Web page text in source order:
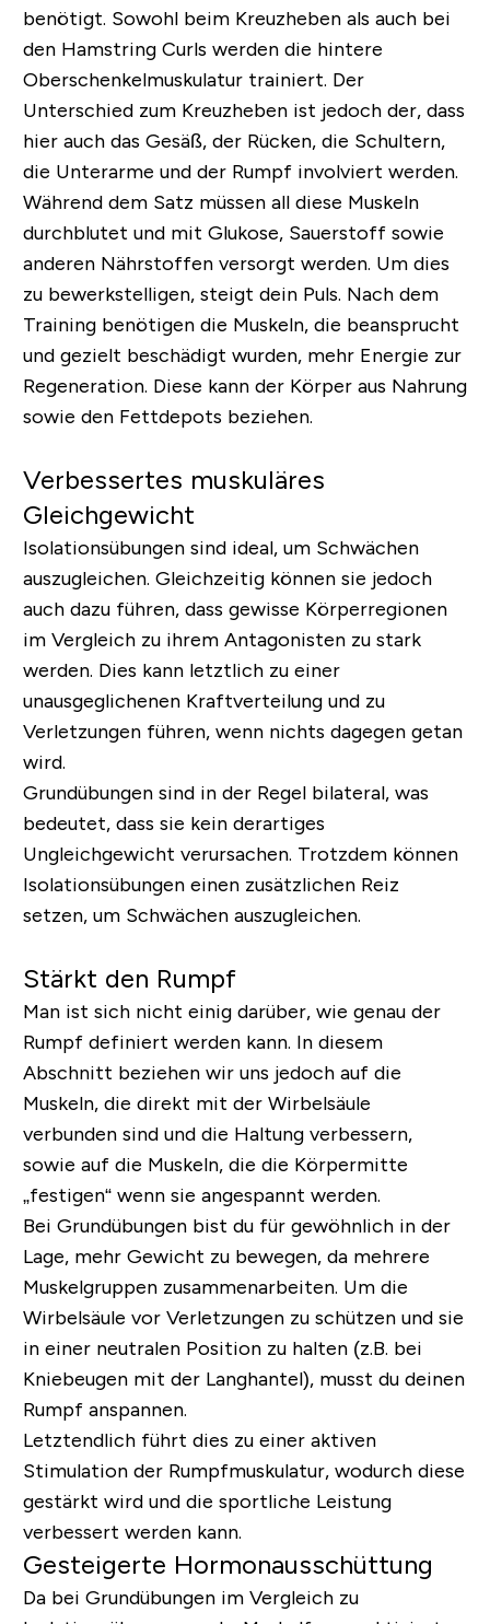
benötigt. Sowohl beim Kreuzheben als auch bei
den Hamstring Curls werden die hintere
Oberschenkelmuskulatur trainiert. Der
Unterschied zum Kreuzheben ist jedoch der, dass
hier auch das Gesäß, der Rücken, die Schultern,
die Unterarme und der Rumpf involviert werden.
Während dem Satz müssen all diese Muskeln
durchblutet und mit Glukose, Sauerstoff sowie
anderen Nährstoffen versorgt werden. Um dies
zu bewerkstelligen, steigt dein Puls. Nach dem
Training benötigen die Muskeln, die beansprucht
und gezielt beschädigt wurden, mehr Energie zur
Regeneration. Diese kann der Körper aus Nahrung
sowie den Fettdepots beziehen.
Verbessertes muskuläres
Gleichgewicht
Isolationsübungen sind ideal, um Schwächen
auszugleichen. Gleichzeitig können sie jedoch
auch dazu führen, dass gewisse Körperregionen
im Vergleich zu ihrem Antagonisten zu stark
werden. Dies kann letztlich zu einer
unausgeglichenen Kraftverteilung und zu
Verletzungen führen, wenn nichts dagegen getan
wird.
Grundübungen sind in der Regel bilateral, was
bedeutet, dass sie kein derartiges
Ungleichgewicht verursachen. Trotzdem können
Isolationsübungen einen zusätzlichen Reiz
setzen, um Schwächen auszugleichen.
Stärkt den Rumpf
Man ist sich nicht einig darüber, wie genau der
Rumpf definiert werden kann. In diesem
Abschnitt beziehen wir uns jedoch auf die
Muskeln, die direkt mit der Wirbelsäule
verbunden sind und die Haltung verbessern,
sowie auf die Muskeln, die die Körpermitte
„festigen“ wenn sie angespannt werden.
Bei Grundübungen bist du für gewöhnlich in der
Lage, mehr Gewicht zu bewegen, da mehrere
Muskelgruppen zusammenarbeiten. Um die
Wirbelsäule vor Verletzungen zu schützen und sie
in einer neutralen Position zu halten (z.B. bei
Kniebeugen mit der Langhantel), musst du deinen
Rumpf anspannen.
Letztendlich führt dies zu einer aktiven
Stimulation der Rumpfmuskulatur, wodurch diese
gestärkt wird und die sportliche Leistung
verbessert werden kann.
Gesteigerte Hormonausschüttung
Da bei Grundübungen im Vergleich zu